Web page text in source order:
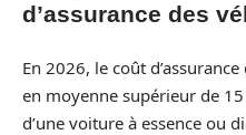
d’assurance des
En 2026, le coût d’assurance
en moyenne supérieur de
d’une voiture à essence ou